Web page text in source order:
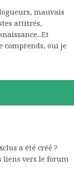
mauvais
attitrés,
comprends, oui je
a été créé ?
liens vers le forum